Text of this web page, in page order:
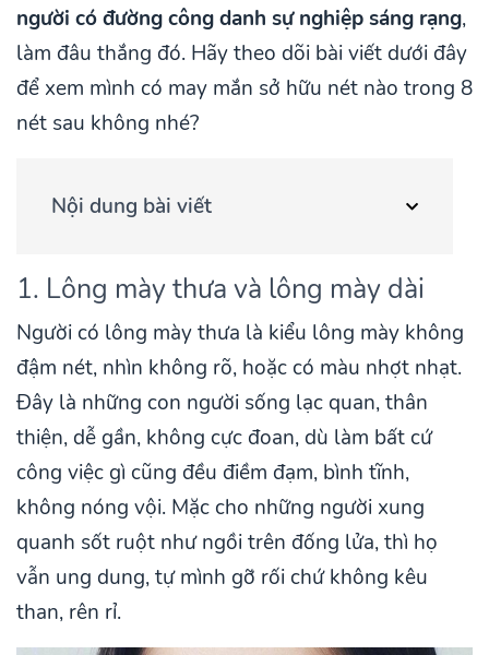
người có đường công danh sự nghiệp sáng rạng,
làm đâu thắng đó. Hãy theo dõi bài viết dưới đây
để xem mình có may mắn sở hữu nét nào trong 8
nét sau không nhé?
Nội dung bài viết
1. Lông mày thưa và lông mày dài
Người có lông mày thưa là kiểu lông mày không
đậm nét, nhìn không rõ, hoặc có màu nhợt nhạt.
Đây là những con người sống lạc quan, thân
thiện, dễ gần, không cực đoan, dù làm bất cứ
công việc gì cũng đều điềm đạm, bình tĩnh,
không nóng vội. Mặc cho những người xung
quanh sốt ruột như ngồi trên đống lửa, thì họ
vẫn ung dung, tự mình gỡ rối chứ không kêu
than, rên rỉ.